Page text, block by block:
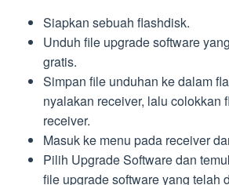
Siapkan sebuah flashdisk.
Unduh file upgrade software
gratis.
Simpan file unduhan ke dalam
nyalakan receiver, lalu colokkan
receiver.
Masuk ke menu pada receiver
Pilih Upgrade Software dan
file upgrade software yang telah